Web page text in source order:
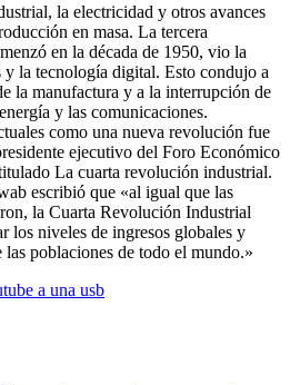
la electricidad y otros avances
en masa. La tercera
en la década de 1950, vio la
y la tecnología digital. Esto condujo a
la manufactura y a la interrupción de
y las comunicaciones.
como una nueva revolución fue
ejecutivo del Foro Económico
La cuarta revolución industrial.
escribió que «al igual que las
la Cuarta Revolución Industrial
los niveles de ingresos globales y
poblaciones de todo el mundo.»
a una usb